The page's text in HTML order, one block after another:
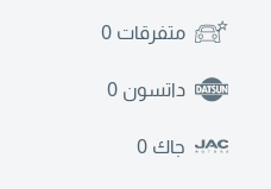
متفرقات 0
داتسون 0
جاك 0